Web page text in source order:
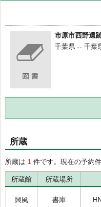
市原市西野遺
千葉県 -- 千葉
所蔵
所蔵は 1 件です。現在の予約
所蔵館 所蔵場所
興風 書庫